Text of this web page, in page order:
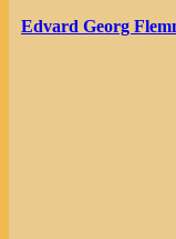
Edvard Georg